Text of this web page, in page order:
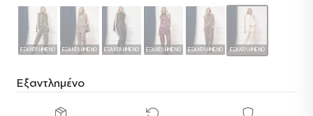
ΕΞΑΝΤΛΗΜΈΝΟ ΕΞΑΝΤΛΗΜΈΝΟ ΕΞΑΝΤΛΗΜΈΝΟ ΕΞΑΝΤΛΗΜΈΝΟ ΕΞΑΝΤΛΗΜΈΝΟ ΕΞΑΝΤΛΗΜΈΝΟ
Εξαντλημένο